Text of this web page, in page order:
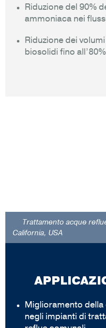
Riduzione del 90%
ammoniaca nei
Riduzione dei
biosolidi fino all’80%
Miglioramento
negli impianti di
Trattamento acque
California, USA